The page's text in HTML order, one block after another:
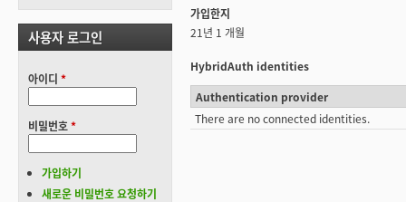
가입한지
21년 1 개월
HybridAuth identities
Authentication provider
There are no connected identities.
사용자 로그인
아이디 *
비밀번호*
가입하기
새로운 비밀번호 요청하기